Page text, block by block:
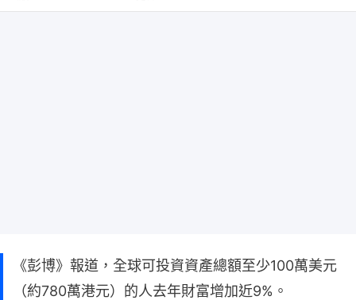
《彭博》報道，全球可投資資產總額至少100萬美元
（約780萬港元）的人去年財富增加近9%。